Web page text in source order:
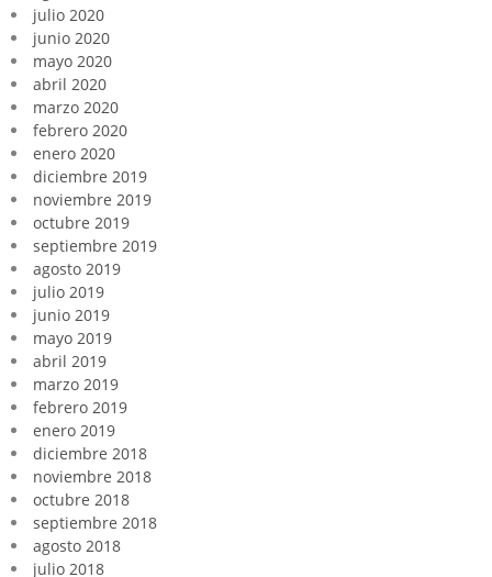
julio 2020
junio 2020
mayo 2020
abril 2020
marzo 2020
febrero 2020
enero 2020
diciembre 2019
noviembre 2019
octubre 2019
septiembre 2019
agosto 2019
julio 2019
junio 2019
mayo 2019
abril 2019
marzo 2019
febrero 2019
enero 2019
diciembre 2018
noviembre 2018
octubre 2018
septiembre 2018
agosto 2018
julio 2018